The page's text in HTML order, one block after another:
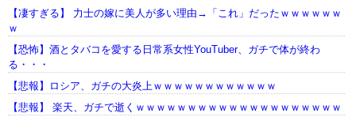
【凄すぎる】 力士の嫁に美人が多い理由→「これ」だったｗｗｗｗｗｗ
ｗ
【恐怖】酒とタバコを愛する日常系女性YouTuber、ガチで体が終わ
る・・・
【悲報】ロシア、ガチの大炎上ｗｗｗｗｗｗｗｗｗｗｗｗ
【悲報】 楽天、ガチで逝くｗｗｗｗｗｗｗｗｗｗｗｗｗｗｗｗｗｗｗｗ